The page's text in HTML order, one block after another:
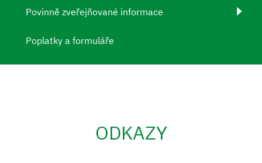
Povinně zveřejňované informace
Poplatky a formuláře
ODKAZY